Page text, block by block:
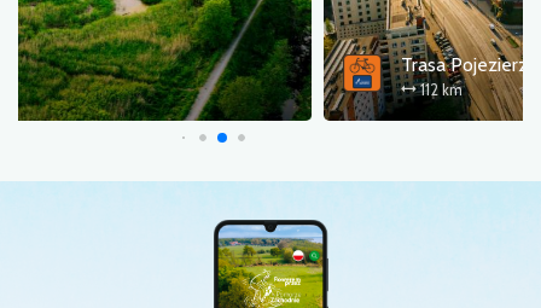
Trasa Pojezierzy Zachodnich - łącznik Szczecin
112 km